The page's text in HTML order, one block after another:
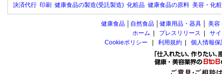
決済代行 印刷 健康食品の製造(受託製造) 化粧品 健康食品の原料 美容・化
健康食品 自然食品 健康用品・器具 美容
ホーム
プレスリリース
サ
Cookieポリシー
利用規約 個人情報